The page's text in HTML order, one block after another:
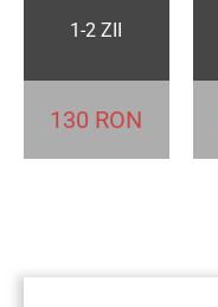
1-2 ZII
130 RON